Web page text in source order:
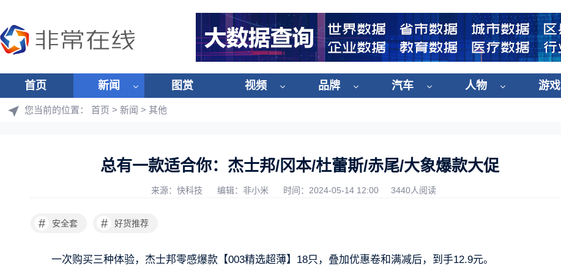
首页 新闻 图赏 视频 品牌 汽车 人物 游戏
您当前的位置： 首页 > 新闻 > 其他
总有一款适合你：杰士邦/冈本/杜蕾斯/赤尾/大象爆款大促
来源：快科技 编辑：非小米 时间：2024-05-14 12:00 3440人阅读
# 安全套 # 好货推荐
一次购买三种体验，杰士邦零感爆款【003精选超薄】18只，叠加优惠卷和满减后，到手12.9元。